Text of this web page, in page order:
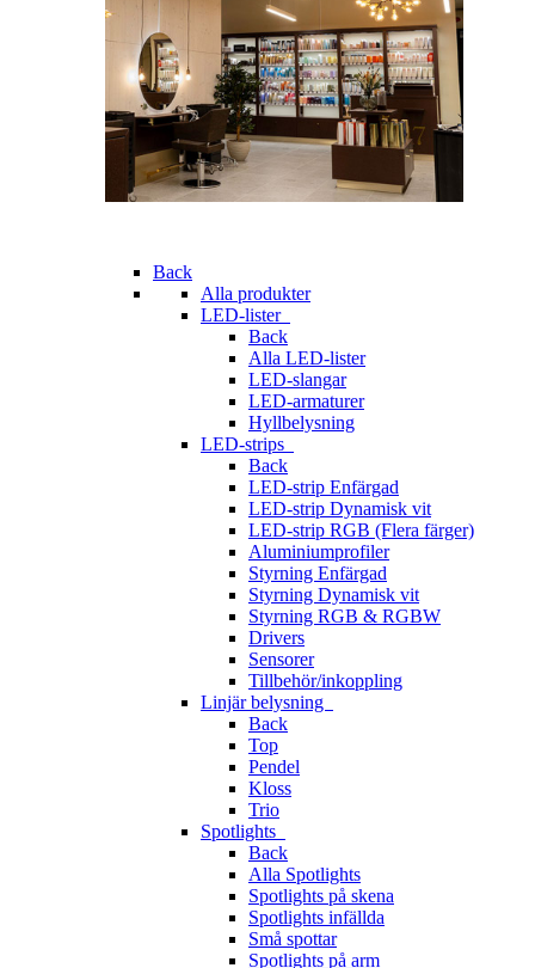
Back
Alla produkter
LED-lister
Back
Alla LED-lister
LED-slangar
LED-armaturer
Hyllbelysning
LED-strips
Back
LED-strip Enfärgad
LED-strip Dynamisk vit
LED-strip RGB (Flera färger)
Aluminiumprofiler
Styrning Enfärgad
Styrning Dynamisk vit
Styrning RGB & RGBW
Drivers
Sensorer
Tillbehör/inkoppling
Linjär belysning
Back
Top
Pendel
Kloss
Trio
Spotlights
Back
Alla Spotlights
Spotlights på skena
Spotlights infällda
Små spottar
Spotlights på arm